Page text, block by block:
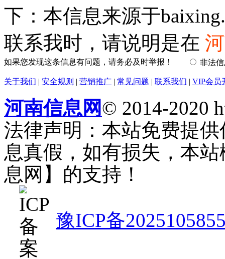
下：本信息来源于
联系我时，请说明是在
如果您发现这条信息有问题，请务必及时举报！ 非法
关于我们 | 安全规则 | 营销推广 | 常见问题 | 联系我们 | VIP会员
河南信息网© 2014-2020
法律声明：本站免费提
息真假，如有损失，本
息网】的支持！
豫ICP备